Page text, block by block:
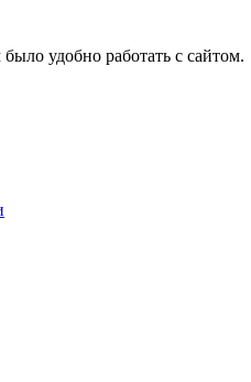
удобно работать с сайтом.